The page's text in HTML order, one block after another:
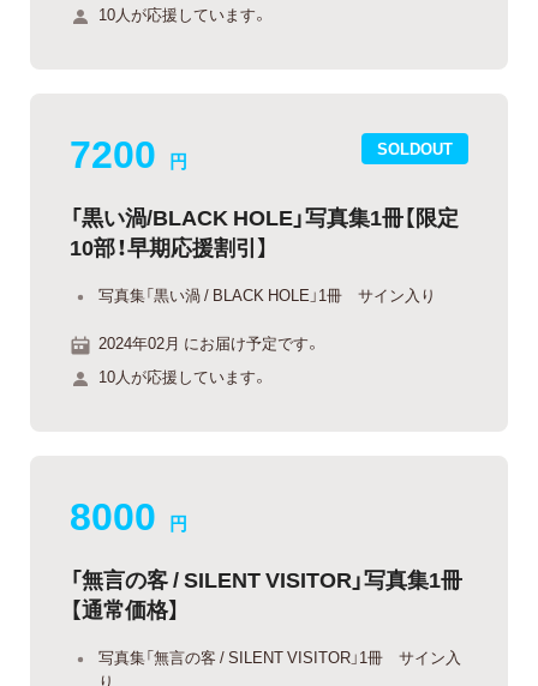
10人が応援しています。
SOLDOUT
7200 円
「黒い渦/BLACK HOLE」写真集1冊【限定
10部！早期応援割引】
写真集「黒い渦 / BLACK HOLE」1冊 サイン入り
2024年02月 にお届け予定です。
10人が応援しています。
8000 円
「無言の客 / SILENT VISITOR」写真集1冊
【通常価格】
写真集「無言の客 / SILENT VISITOR」1冊 サイン入
り